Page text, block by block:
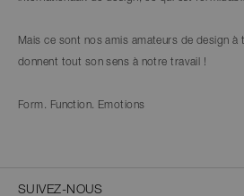
Mais ce sont nos amis amateurs de design à
donnent tout son sens à notre travail !
Form. Function. Emotions
SUIVEZ-NOUS